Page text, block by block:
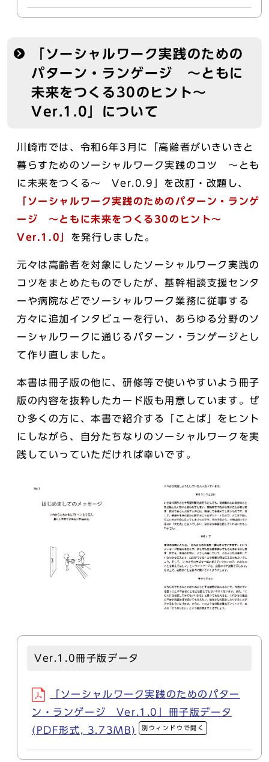
「ソーシャルワーク実践のための
パターン・ランゲージ ～ともに
未来をつくる30のヒント～
Ver.1.0」について
川崎市では、令和6年3月に「高齢者がいきいきと
暮らすためのソーシャルワーク実践のコツ ～とも
に未来をつくる～ Ver.0.9」を改訂・改題し、
「ソーシャルワーク実践のためのパターン・ランゲ
ージ ～ともに未来をつくる30のヒント～
Ver.1.0」 を発行しました。
元々は高齢者を対象にしたソーシャルワーク実践の
コツをまとめたものでしたが、基幹相談支援センタ
ーや病院などでソーシャルワーク業務に従事する
方々に追加インタビューを行い、あらゆる分野のソ
ーシャルワークに通じるパターン・ランゲージとし
て作り直しました。
本書は冊子版の他に、研修等で使いやすいよう冊子
版の内容を抜粋したカード版も用意しています。ぜ
ひ多くの方に、本書で紹介する「ことば」をヒント
にしながら、自分たちなりのソーシャルワークを実
践していっていただければ幸いです。
Ver.1.0冊子版データ
「ソーシャルワーク実践のためのパター
ン・ランゲージ Ver.1.0」冊子版データ
(PDF形式, 3.73MB)
別ウィンドウで開く